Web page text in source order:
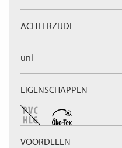
ACHTERZIJDE
uni
EIGENSCHAPPEN
VOORDELEN